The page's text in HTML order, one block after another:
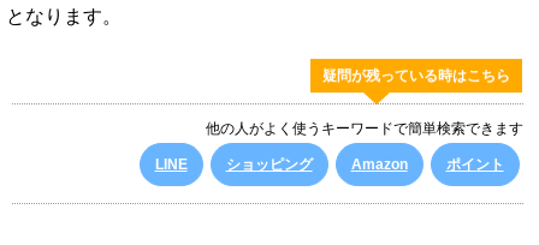
となります。
疑問が残っている時はこちら
他の人がよく使うキーワードで簡単検索できます
LINE ショッピング Amazon ポイント